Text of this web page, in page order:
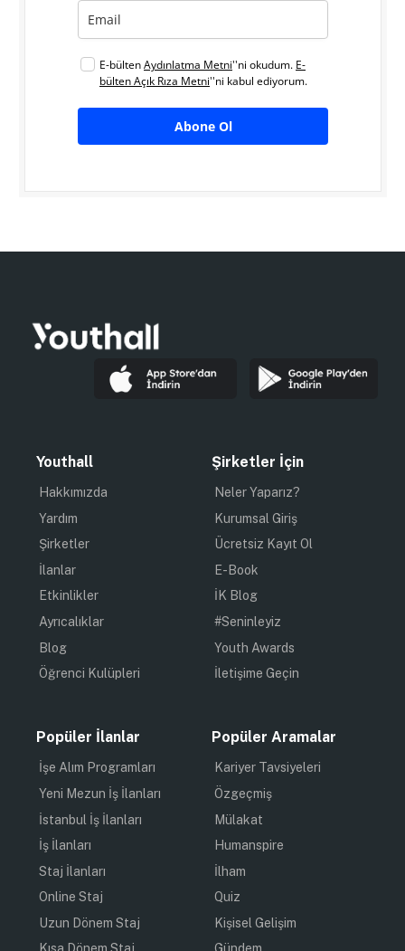
E-bültenAydınlatma Metni''ni okudum. E-
bülten Açık Rıza Metni''ni kabul ediyorum.
Abone Ol
Youthall
Hakkımızda
Yardım
Şirketler
İlanlar
Etkinlikler
Ayrıcalıklar
Blog
Öğrenci Kulüpleri
Şirketler İçin
Neler Yaparız?
Kurumsal Giriş
Ücretsiz Kayıt Ol
E-Book
İK Blog
#Seninleyiz
Youth Awards
İletişime Geçin
Popüler İlanlar
İşe Alım Programları
Yeni Mezun İş İlanları
İstanbul İş İlanları
İş İlanları
Staj İlanları
Online Staj
Uzun Dönem Staj
Popüler Aramalar
Kariyer Tavsiyeleri
Özgeçmiş
Mülakat
Humanspire
İlham
Quiz
Kişisel Gelişim